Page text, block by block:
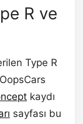
R ve
Type R
kaydı
sayfası bu